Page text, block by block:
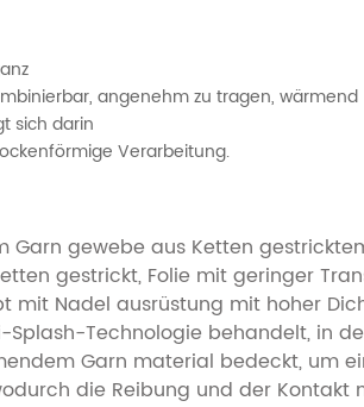
angenehm zu tragen, wärmend
sich darin
Verarbeitung.
gewebe aus Ketten
gestrickt, Folie mit geringer
mit Nadel ausrüstung mit hoher
Technologie behandelt, in
Garn material bedeckt, um
die Reibung und der